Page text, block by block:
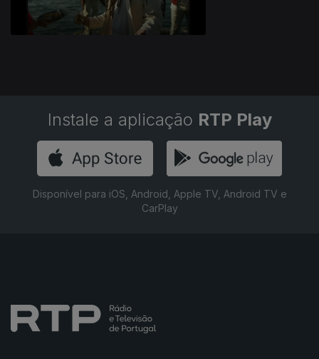
Instale a aplicação RTP Play
Disponível para iOS, Android, Apple TV, Android TV e
CarPlay